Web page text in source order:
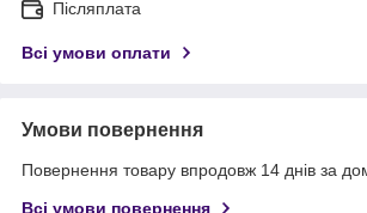
Післяплата
Всі умови оплати
Умови повернення
Повернення товару впродовж 14 днів за
Всі умови повернення